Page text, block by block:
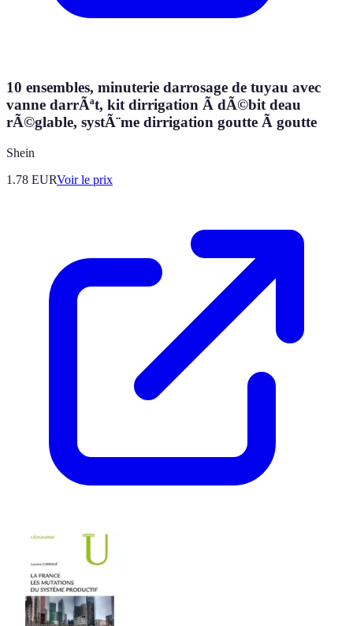
10 ensembles, minuterie darrosage de tuyau avec
vanne darrÃªt, kit dirrigation Ã dÃ©bit deau
rÃ©glable, systÃ¨me dirrigation goutte Ã goutte
Shein
1.78 EURVoir le prix